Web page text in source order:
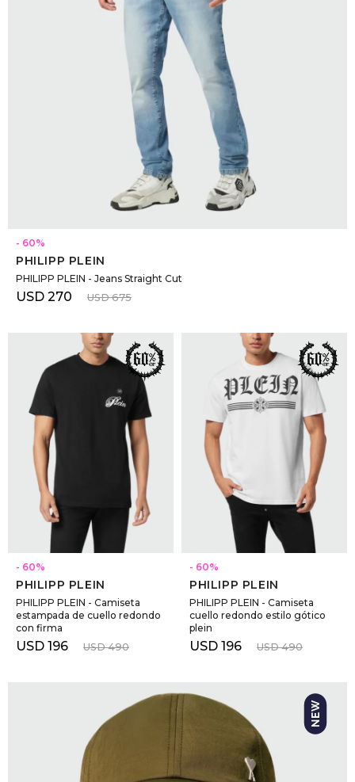
60
PHILIPP PLEIN
PHILIPP PLEIN - Jeans Straight Cut
USD 270 USD 675
SELECCIONAR TALLE
60
PHILIPP PLEIN
PHILIPP PLEIN - Camiseta
estampada de cuello redondo
con firma
USD 196 USD 490
SELECCIONAR TALLE
60
PHILIPP PLEIN
PHILIPP PLEIN - Camiseta
cuello redondo estilo gótico
plein
USD 196 USD 490